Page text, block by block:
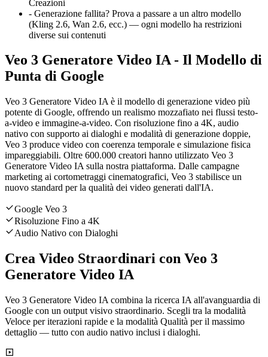
Creazioni
- Generazione fallita? Prova a passare a un altro modello
(Kling 2.6, Wan 2.6, ecc.) — ogni modello ha restrizioni
diverse sui contenuti
Veo 3 Generatore Video IA - Il Modello di
Punta di Google
Veo 3 Generatore Video IA è il modello di generazione video più
potente di Google, offrendo un realismo mozzafiato nei flussi testo-
a-video e immagine-a-video. Con risoluzione fino a 4K, audio
nativo con supporto ai dialoghi e modalità di generazione doppie,
Veo 3 produce video con coerenza temporale e simulazione fisica
impareggiabili. Oltre 600.000 creatori hanno utilizzato Veo 3
Generatore Video IA sulla nostra piattaforma. Dalle campagne
marketing ai cortometraggi cinematografici, Veo 3 stabilisce un
nuovo standard per la qualità dei video generati dall'IA.
Google Veo 3
Risoluzione Fino a 4K
Audio Nativo con Dialoghi
Crea Video Straordinari con Veo 3
Generatore Video IA
Veo 3 Generatore Video IA combina la ricerca IA all'avanguardia di
Google con un output visivo straordinario. Scegli tra la modalità
Veloce per iterazioni rapide e la modalità Qualità per il massimo
dettaglio — tutto con audio nativo inclusi i dialoghi.